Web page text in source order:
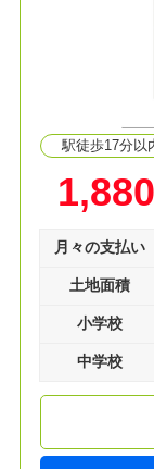
駅徒歩17分以
1,880
月々の支払い
土地面積
小学校
中学校